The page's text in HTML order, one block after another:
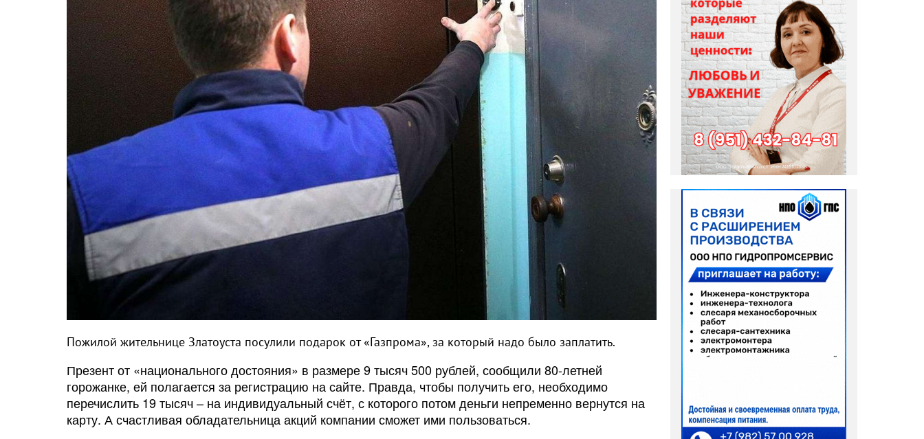
Пожилой жительнице Златоуста посулили подарок от «Газпрома», за который надо было заплатить.
Презент от «национального достояния» в размере 9 тысяч 500 рублей, сообщили 80-летней
горожанке, ей полагается за регистрацию на сайте. Правда, чтобы получить его, необходимо
перечислить 19 тысяч – на индивидуальный счёт, с которого потом деньги непременно вернутся на
карту. А счастливая обладательница акций компании сможет ими пользоваться.